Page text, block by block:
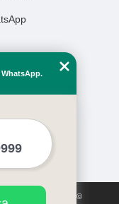
autorais. Copyright©